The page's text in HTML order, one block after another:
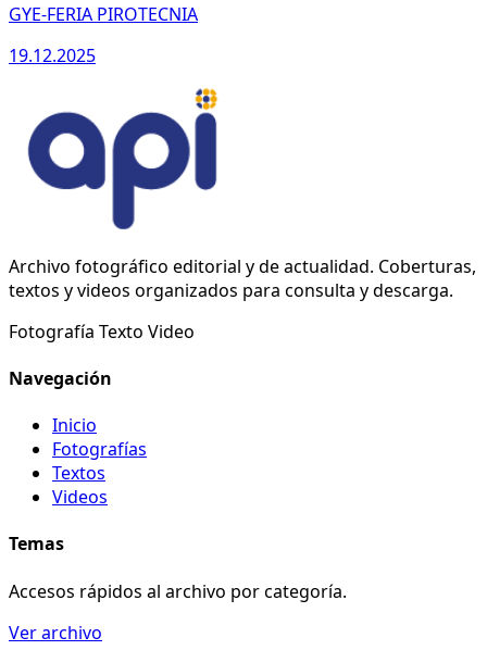
GYE-FERIA PIROTECNIA
19.12.2025
Archivo fotográfico editorial y de actualidad. Coberturas,
textos y videos organizados para consulta y descarga.
Fotografía Texto Video
Navegación
Inicio
Fotografías
Textos
Videos
Temas
Accesos rápidos al archivo por categoría.
Ver archivo